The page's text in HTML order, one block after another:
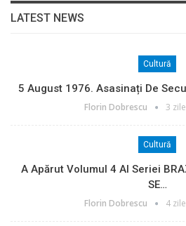
LATEST NEWS
Cultură
5 August 1976. Asasinați De
Florin Dobrescu 3
Cultură
A Apărut Volumul 4 Al Seriei
SE…
Florin Dobrescu 4